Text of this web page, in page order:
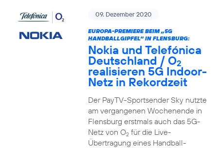
09. Dezember 2020
EUROPA-PREMIERE BEIM „5G
HANDBALLGIPFEL“ IN FLENSBURG:
Nokia und Telefónica
Deutschland / O2
realisieren 5G Indoor-
Netz in Rekordzeit
Der PayTV-Sportsender Sky nutzte
am vergangenen Wochenende in
Flensburg erstmals auch das 5G-
Netz von O2für die Live-
Übertragung eines Handball-